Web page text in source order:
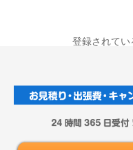
登録されてい